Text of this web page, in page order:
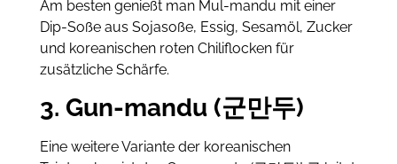
Am besten genießt man Mul-mandu mit einer
Dip-Soße aus Sojasoße, Essig, Sesamöl, Zucker
und koreanischen roten Chiliflocken für
zusätzliche Schärfe.
3. Gun-mandu (군만두)
Eine weitere Variante der koreanischen